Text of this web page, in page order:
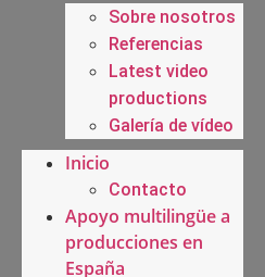
Sobre nosotros
Referencias
Latest video
productions
Galería de vídeo
Inicio
Contacto
Apoyo multilingüe a
producciones en
España